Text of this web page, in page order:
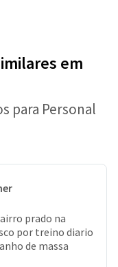
em
para Personal
prado na
por treino diario
de massa